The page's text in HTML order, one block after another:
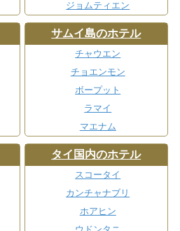
ジョムティエン
サムイ島のホテル
チャウエン
チョエンモン
ボープット
ラマイ
マエナム
タイ国内のホテル
スコータイ
カンチャナブリ
ホアヒン